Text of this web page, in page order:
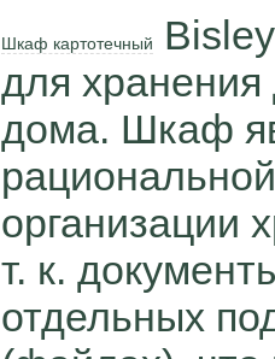
Шкаф картотечный
для
дома. Шкаф
организации
т. к.
отдельных